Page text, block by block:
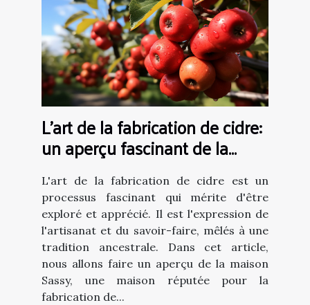
L'art de la fabrication de cidre:
un aperçu fascinant de la
maison Sassy
L'art de la fabrication de cidre est un
processus fascinant qui mérite d'être
exploré et apprécié. Il est l'expression de
l'artisanat et du savoir-faire, mêlés à une
tradition ancestrale. Dans cet article,
nous allons faire un aperçu de la maison
Sassy, une maison réputée pour la
fabrication de...